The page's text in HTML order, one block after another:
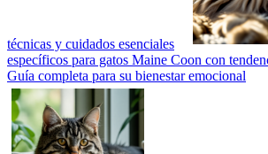
técnicas y cuidados esenciales
específicos para gatos Maine Coon con
Guía completa para su bienestar emocional